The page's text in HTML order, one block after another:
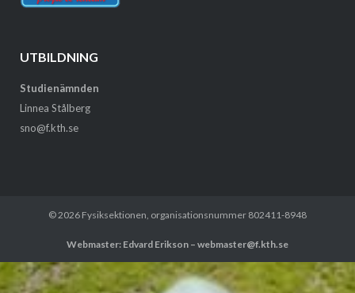
UTBILDNING
Studienämnden
Linnea Stålberg
sno@f.kth.se
© 2026 Fysiksektionen , organisationsnummer 802411-8948
Webmaster: Edvard Erikson – webmaster@f.kth.se